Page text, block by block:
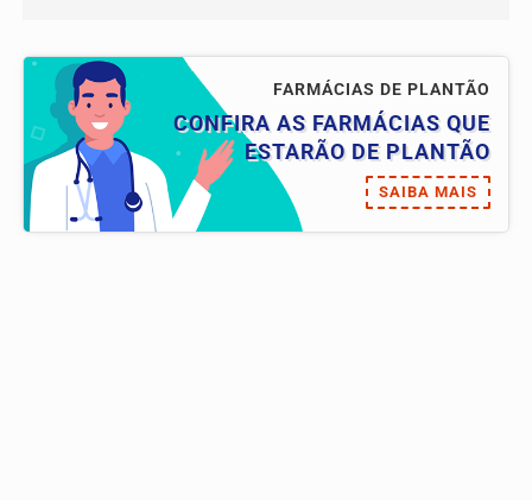
FARMÁCIAS DE PLANTÃO
CONFIRA AS FARMÁCIAS QUE
ESTARÃO DE PLANTÃO
SAIBA MAIS